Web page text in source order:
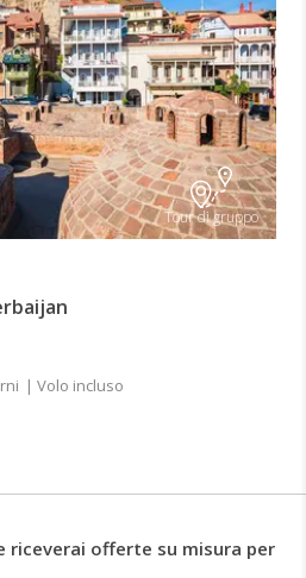
Tour di gruppo
| Volo incluso
riceverai offerte su misura per